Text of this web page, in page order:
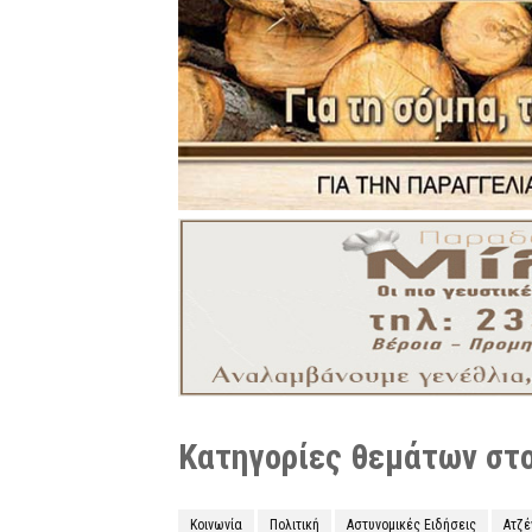
Κατηγορίες θεμάτων
Κοινωνία Πολιτική Αστυνομικές Ειδήσεις